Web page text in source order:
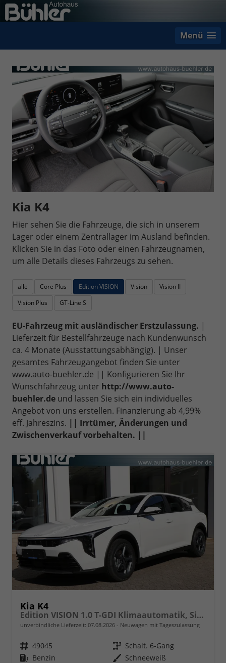
Menü
Kia K4
Hier sehen Sie die Fahrzeuge, die sich in unserem
Lager oder einem Zentrallager im Ausland befinden.
Klicken Sie in das Foto oder einen Fahrzeugnamen,
um alle Details dieses Fahrzeugs zu sehen.
alle Core Plus Edition VISION Vision
Vision II
Vision Plus
GT-Line S
EU-Fahrzeug mit ausländischer Erstzulassung. |
Lieferzeit für Bestellfahrzeuge nach Kundenwunsch
ca. 4 Monate (Ausstattungsabhängig). | Unser
gesamtes Fahrzeugangebot finden Sie unter
www.auto-buehler.de || Konfigurieren Sie Ihr
Wunschfahrzeug unter http://www.auto-
buehler.de und lassen Sie sich ein individuelles
Angebot von uns erstellen. Finanzierung ab 4,99%
eff. Jahreszins. || Irrtümer, Änderungen und
Zwischenverkauf vorbehalten. ||
Kia K4
Edition VISION 1.0 T-GDI Klimaautomatik, Sitzheizung, Navigation, Apple Carplay, Android Auto
unverbindliche Lieferzeit: 07.08.2026 Neuwagen mit Tageszulassung
Fahrzeugnr. 49045 Getriebe Schalt. 6-Gang
Kraftstoff Benzin Außenfarbe Schneeweiß